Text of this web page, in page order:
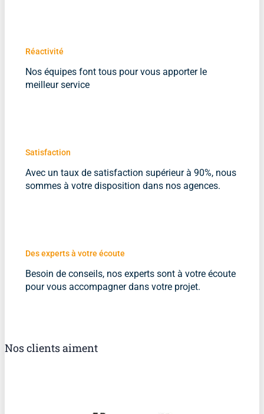
Réactivité
Nos équipes font tous pour vous apporter le
meilleur service
Satisfaction
Avec un taux de satisfaction supérieur à 90%, nous
sommes à votre disposition dans nos agences.
Des experts à votre écoute
Besoin de conseils, nos experts sont à votre écoute
pour vous accompagner dans votre projet.
Nos clients aiment